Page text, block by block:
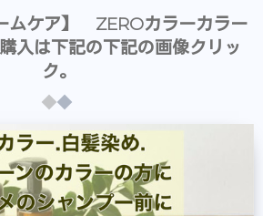
ムケア】 ZEROカラーカラー
入は下記の下記の画像クリッ
ク。